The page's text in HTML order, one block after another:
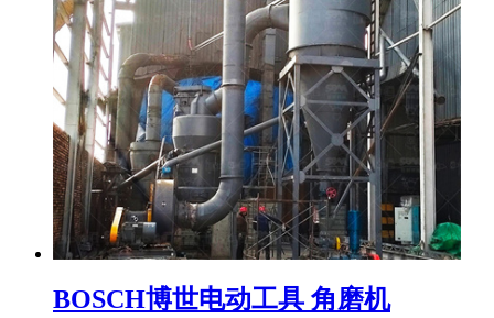
BOSCH博世电动工具 角磨机